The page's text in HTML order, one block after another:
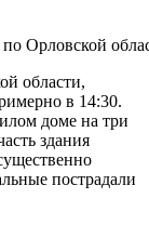
Орловской
области,
в 14:30.
доме на три
здания
пострадали